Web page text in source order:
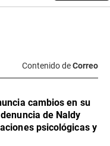
Contenido deCorreo
cambios en su
de Naldy
psicológicas y